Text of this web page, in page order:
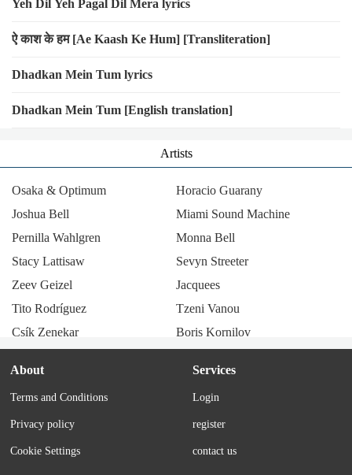
Yeh Dil Yeh Pagal Dil Mera lyrics
ऐ काश के हम [Ae Kaash Ke Hum] [Transliteration]
Dhadkan Mein Tum lyrics
Dhadkan Mein Tum [English translation]
Artists
Osaka & Optimum
Horacio Guarany
Joshua Bell
Miami Sound Machine
Pernilla Wahlgren
Monna Bell
Stacy Lattisaw
Sevyn Streeter
Zeev Geizel
Jacquees
Tito Rodríguez
Tzeni Vanou
Csík Zenekar
Boris Kornilov
Thérèse Steinmetz
María Elena Walsh
Tania Libertad
Corry Brokken
Alicia Maguiña
Los Trovadores de Cuyo
About
Terms and Conditions
Privacy policy
Cookie Settings
Services
Login
register
contact us